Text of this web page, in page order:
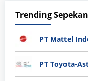
Trending Sepekan
PT Mattel
PT Toyota-